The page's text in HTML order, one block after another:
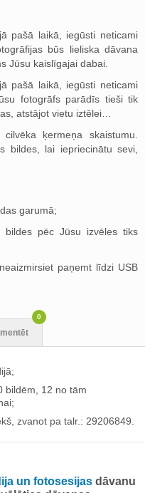
pašā laikā, iegūsti neticami
būs lieliska dāvana
Jūsu kaislīgajai dabai.
pašā laikā, iegūsti neticami
fotogrāfs parādīs tieši tik
atstājot vietu iztēlei…
ķermeņa skaistumu.
bildes, lai iepriecinātu sevi,
garumā;
pēc Jūsu izvēles tiks
paņemt līdzi USB
0
bildēm, 12 no tām
zvanot pa talr.: 29206849.
un fotosesijas dāvanu